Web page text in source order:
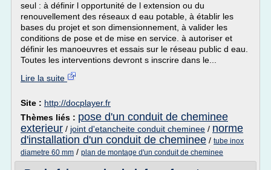
seul : à définir l opportunité de l extension ou du
renouvellement des réseaux d eau potable, à établir les
bases du projet et son dimensionnement, à valider les
conditions de pose et de mise en service. à autoriser et
définir les manoeuvres et essais sur le réseau public d eau.
Toutes les interventions devront s inscrire dans le...
Lire la suite
Site : http://docplayer.fr
Thèmes liés : pose d'un conduit de cheminee
exterieur / joint d'etancheite conduit cheminee / norme
d'installation d'un conduit de cheminee / tube inox
diametre 60 mm / plan de montage d'un conduit de cheminee